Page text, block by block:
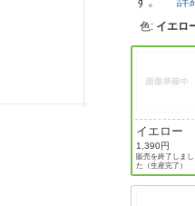
色: イエロ
イエロー
1,390円
販売を終了しまし
た（生産完了）